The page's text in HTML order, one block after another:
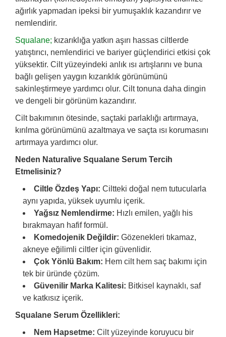
ağırlık yapmadan ipeksi bir yumuşaklık kazandırır ve
nemlendirir.
Squalane; kızarıklığa yatkın aşırı hassas ciltlerde
yatıştırıcı, nemlendirici ve bariyer güçlendirici etkisi çok
yüksektir. Cilt yüzeyindeki anlık ısı artışlarını ve buna
bağlı gelişen yaygın kızarıklık görünümünü
sakinleştirmeye yardımcı olur. Cilt tonuna daha dingin
ve dengeli bir görünüm kazandırır.
Cilt bakımının ötesinde, saçtaki parlaklığı artırmaya,
kırılma görünümünü azaltmaya ve saçta ısı korumasını
artırmaya yardımcı olur.
Neden Naturalive Squalane Serum Tercih
Etmelisiniz?
Ciltle Özdeş Yapı: Ciltteki doğal nem tutucularla
aynı yapıda, yüksek uyumlu içerik.
Yağsız Nemlendirme: Hızlı emilen, yağlı his
bırakmayan hafif formül.
Komedojenik Değildir: Gözenekleri tıkamaz,
akneye eğilimli ciltler için güvenlidir.
Çok Yönlü Bakım: Hem cilt hem saç bakımı için
tek bir üründe çözüm.
Güvenilir Marka Kalitesi: Bitkisel kaynaklı, saf
ve katkısız içerik.
Squalane Serum Özellikleri:
Nem Hapsetme: Cilt yüzeyinde koruyucu bir